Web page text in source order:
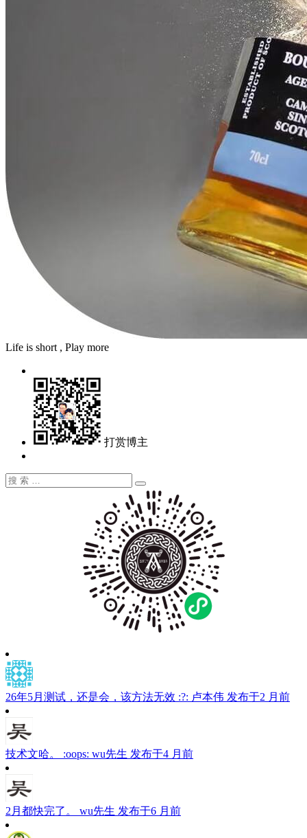
Life is short , Play more
打赏博主
搜
搜
索
26年5月测试，还是会，该方法无效 :?: 卢本伟 发布于2 月前
技术文哈。 :oops: wu先生 发布于4 月前
2月都快完了。 wu先生 发布于6 月前